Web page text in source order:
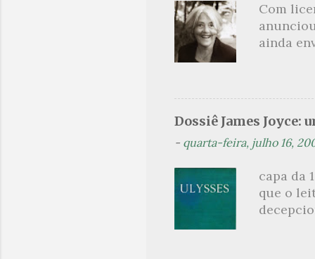
trazes
Com
ainda
não,
toda
na hora
Dossiê James Joyce:
- quarta-feira, julho 16,
capa da
que o
leitor,